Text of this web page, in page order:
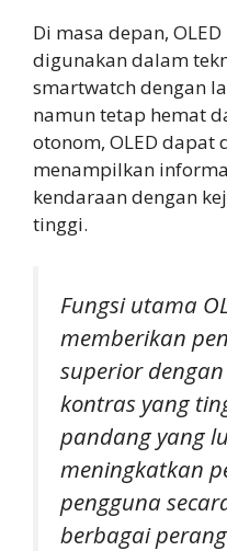
Di masa depan,
digunakan dalam
smartwatch dengan
namun tetap hemat
otonom, OLED dapat
menampilkan
kendaraan dengan
tinggi.
Fungsi utama
memberikan
superior
kontras yang
pandang yang
meningkatkan
pengguna
berbagai